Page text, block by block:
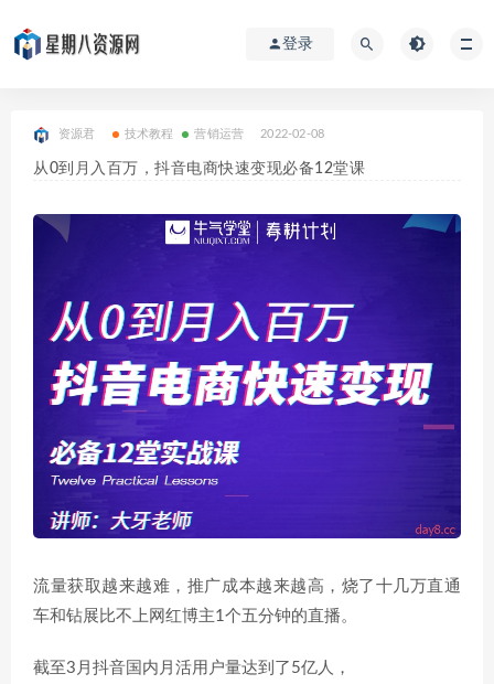
登录
资源君 技术教程 营销运营 2022-02-08
从0到月入百万，抖音电商快速变现必备12堂课
流量获取越来越难，推广成本越来越高，烧了十几万直通
车和钻展比不上网红博主1个五分钟的直播。
截至3月抖音国内月活用户量达到了5亿人，